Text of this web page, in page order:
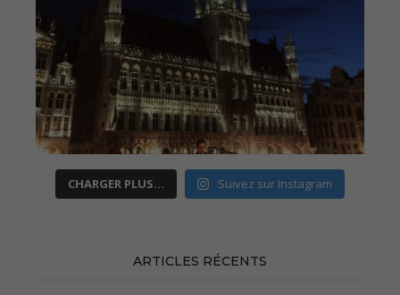
CHARGER PLUS… Suivez sur Instagram
ARTICLES RÉCENTS